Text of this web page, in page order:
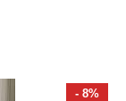
- 8%